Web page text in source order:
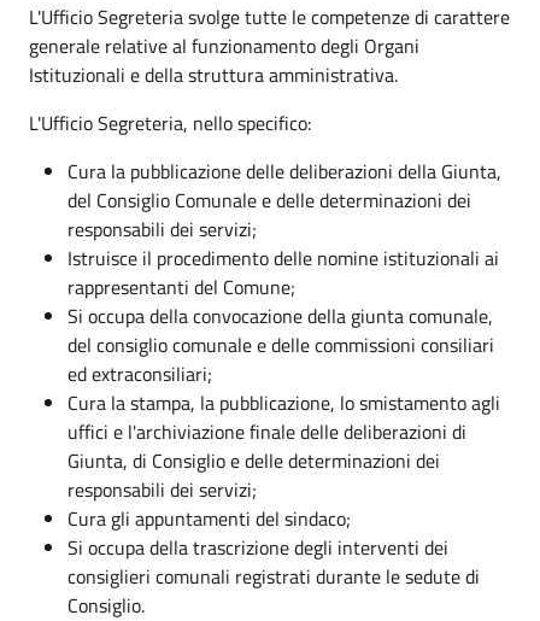
L'Ufficio Segreteria svolge tutte le competenze di carattere
generale relative al funzionamento degli Organi
Istituzionali e della struttura amministrativa.
L'Ufficio Segreteria, nello specifico:
Cura la pubblicazione delle deliberazioni della Giunta,
del Consiglio Comunale e delle determinazioni dei
responsabili dei servizi;
Istruisce il procedimento delle nomine istituzionali ai
rappresentanti del Comune;
Si occupa della convocazione della giunta comunale,
del consiglio comunale e delle commissioni consiliari
ed extraconsiliari;
Cura la stampa, la pubblicazione, lo smistamento agli
uffici e l'archiviazione finale delle deliberazioni di
Giunta, di Consiglio e delle determinazioni dei
responsabili dei servizi;
Cura gli appuntamenti del sindaco;
Si occupa della trascrizione degli interventi dei
consiglieri comunali registrati durante le sedute di
Consiglio.